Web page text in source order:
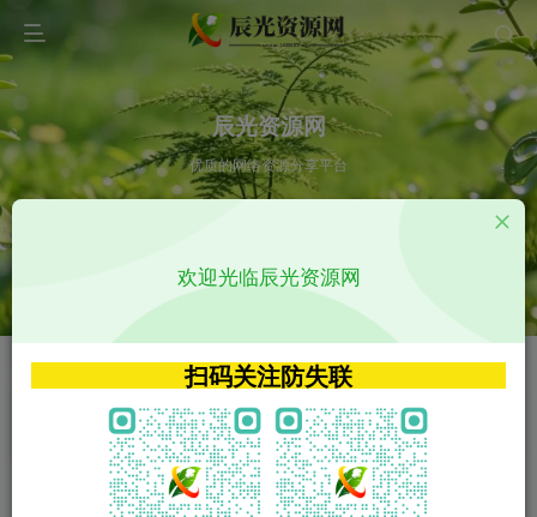
辰光资源网
优质的网络资源分享平台
VIP特权介绍 APP源码
VIP特权介绍
火
VIP特权介绍
影视源码
影视源码
欢迎光临辰光资源网
扫码关注防失联